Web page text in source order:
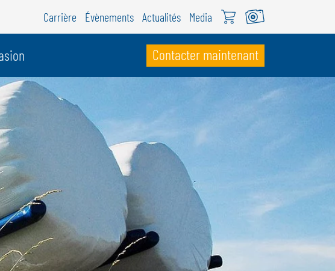
SUISSE
GÖWEIL Schweiz
Carrière Évènements Actualités Media
Contacter maintenant